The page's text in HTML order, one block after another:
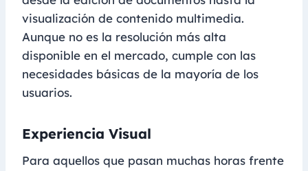
visualización de contenido multimedia.
Aunque no es la resolución más alta
disponible en el mercado, cumple con las
necesidades básicas de la mayoría de los
usuarios.
Experiencia Visual
Para aquellos que pasan muchas horas frente